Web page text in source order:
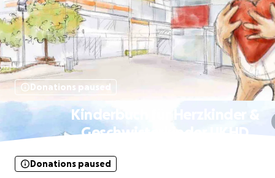
Donations paused
Kinderbuch für Herzkinder &
Geschwisterkinder UKHD
Donations paused